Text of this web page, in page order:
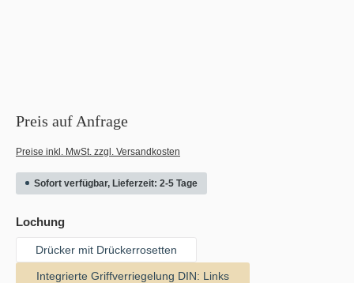
Preis auf Anfrage
Preise inkl. MwSt. zzgl. Versandkosten
Sofort verfügbar, Lieferzeit: 2-5 Tage
Lochungauswählen
Drücker mit Drückerrosetten
Integrierte Griffverriegelung DIN: Links